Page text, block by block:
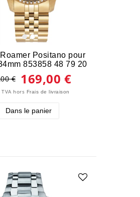
Positano pour
853858 48 79 20
€ 169,00 €
hors Frais de livraison
Dans le panier